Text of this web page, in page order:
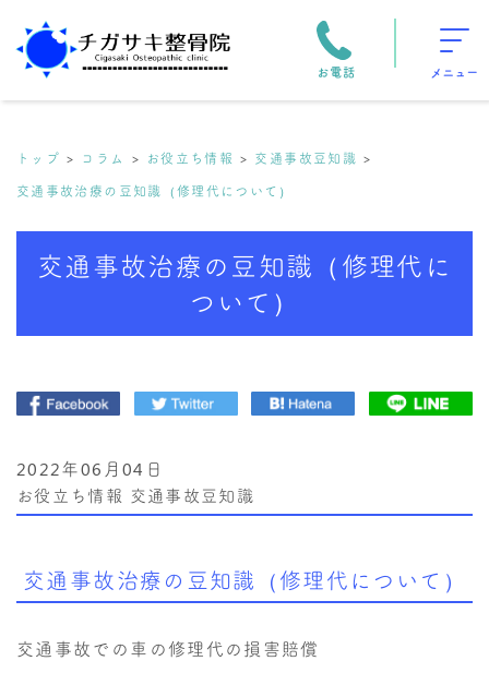
お電話 メニュー
トップ コラム お役立ち情報
交通事故豆知識
交通事故治療の豆知識（修理代について）
交通事故治療の豆知識（修理代に
ついて）
2022年06月04日
お役立ち情報 交通事故豆知識
交通事故治療の豆知識（修理代について）
交通事故での車の修理代の損害賠償